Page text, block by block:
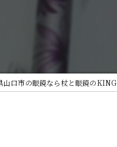
山口市の眼鏡なら杖と眼鏡のKING